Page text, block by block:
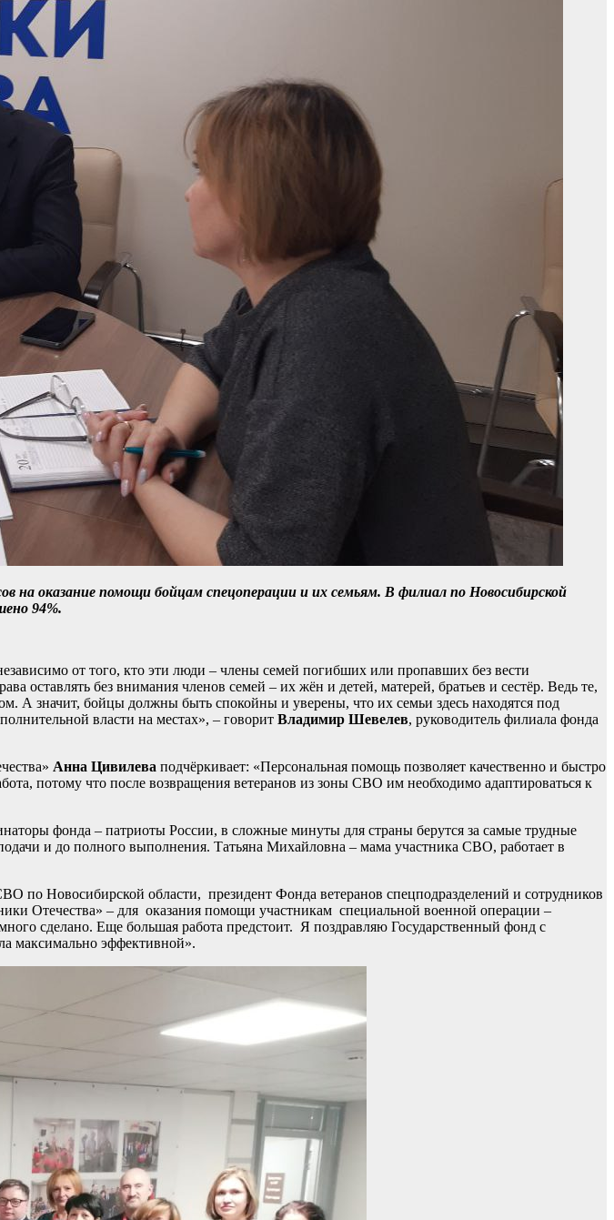
на оказание помощи бойцам спецоперации и их семьям. В филиал по Новосибирской
94%.
от того, кто эти люди – члены семей погибших или пропавших без вести
без внимания членов семей – их жён и детей, матерей, братьев и сестёр. Ведь те,
А значит, бойцы должны быть спокойны и уверены, что их семьи здесь находятся под
власти на местах», – говорит Владимир Шевелев, руководитель филиала фонда
Анна Цивилева подчёркивает: «Персональная помощь позволяет качественно и быстро
потому что после возвращения ветеранов из зоны СВО им необходимо адаптироваться к
фонда – патриоты России, в сложные минуты для страны берутся за самые трудные
и до полного выполнения. Татьяна Михайловна – мама участника СВО, работает в
по Новосибирской области, президент Фонда ветеранов спецподразделений и сотрудников
Отечества» – для оказания помощи участникам специальной военной операции –
сделано. Еще большая работа предстоит. Я поздравляю Государственный фонд с
максимально эффективной».